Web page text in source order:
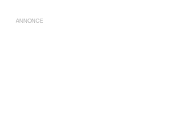
ANNONCE